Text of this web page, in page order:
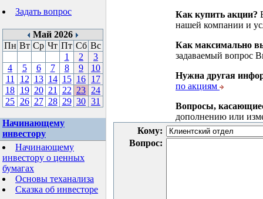
Задать вопрос
Май 2026
Пн Вт Ср Чт Пт Сб Вс
1
2
3
4
5 6 7 8 9
10
11
12 13 14 15 16 17
18 19 20 21 22 23 24
25 26 27 28 29 30 31
Начинающему
инвестору
Начинающему
инвестору о ценных
бумагах
Основы теханализа
Сказка об инвесторе
Как купить акции?
нашей компании и
Как максимально
задаваемый вопрос
Нужна другая
по акциям
Вопросы,
дополнению или
Кому:
Вопрос: